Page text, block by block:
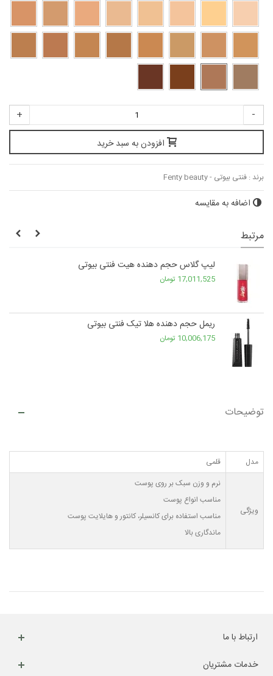
-
+
افزودن به سبد خرید
برند : فنتی بیوتی - Fenty beauty
اضافه به مقایسه
مرتبط
لیپ گلاس حجم دهنده هیت فنتی بیوتی
17,011,525 تومان
ریمل حجم دهنده هلا تیک فنتی بیوتی
10,006,175 تومان
توضیحات
مدل قلمی
ویژگی
نرم و وزن سبک بر روی پوست
مناسب انواع پوست
مناسب استفاده برای کانسیلر، کانتور و هایلایت پوست
ماندگاری بالا
ارتباط با ما
خدمات مشتریان